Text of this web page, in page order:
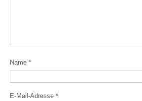
Name *
E-Mail-Adresse *